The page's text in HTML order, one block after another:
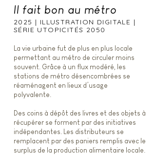
Il fait bon au métro
2025 | ILLUSTRATION DIGITALE |
SÉRIE UTOPICITÉS 2050
La vie urbaine fut de plus en plus locale
permettant au métro de circuler moins
souvent. Grâce à un flux modéré, les
stations de métro désencombrées se
réaménagent en lieux d’usage
polyvalente.
Des coins à dépôt des livres et des objets à
récupérer se forment par des initiatives
indépendantes. Les distributeurs se
remplacent par des paniers remplis avec le
surplus de la production alimentaire locale.